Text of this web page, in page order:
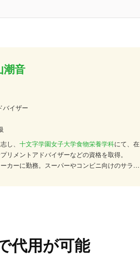
潮音
バイザー
し、 十文字学園女子大学食物栄養学科にて、在
リメントアドバイザーなどの資格を取得。
カーに勤務。スーパーやコンビニ向けのサラダ
代用が可能